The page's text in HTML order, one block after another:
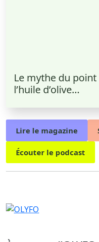
Le mythe du
l’huile d’olive…
Lire le magazine
Écouter le podcast